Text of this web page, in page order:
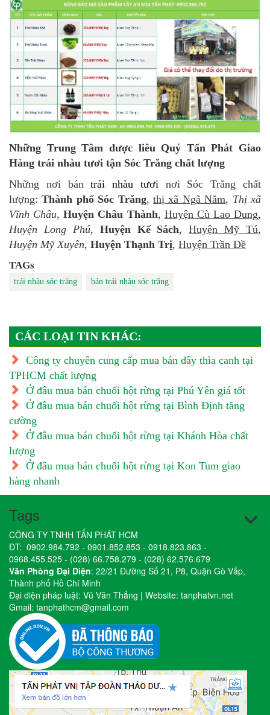
Những Trung Tâm dược liêu Quý Tấn Phát Giao
Hàng trái nhàu tươi tận Sóc Trăng chất lượng
Những nơi bántrái nhàu tươinơi Sóc Trăng chất
lượng:Thành phố Sóc Trăng,thị xã Ngã Năm, Thị xã
Vĩnh Châu,Huyện Châu Thành, Huyện Cù Lao Dung,
Huyện Long Phú, Huyện Kế Sách,Huyện Mỹ Tú,
Huyện Mỹ Xuyên, Huyện Thạnh Trị, Huyện Trần Đề
TAGs
trái nhàu sóc trăng bán trái nhàu sóc trăng
CÁC LOẠI TIN KHÁC:
Công ty chuyên cung cấp mua bán dây thìa canh tại
TPHCM chất lượng
Ở đâu mua bán chuối hột rừng tại Phú Yên giá tốt
Ở đâu mua bán chuối hột rừng tại Bình Định tăng
cường
Ở đâu mua bán chuối hột rừng tại Khánh Hòa chất
lượng
Ở đâu mua bán chuối hột rừng tại Kon Tum giao
hàng nhanh
Tags
CÔNG TY TNHH TẤN PHÁT HCM
ĐT: 0902.984.792 - 0901.852.853 - 0918.823.863 -
0968.455.525 - (028) 66.758.279 - (028) 62.576.679
Văn Phòng Đại Diện: 22/21 Đường Số 21, P8, Quận Gò Vấp,
Thành phố Hồ Chí Minh
Đại diện pháp luật: Vũ Văn Thắng | Website: tanphatvn.net
Gmail: tanphathcm@gmail.com